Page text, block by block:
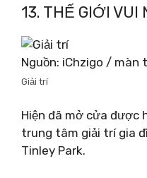
13. THẾ GIỚI VUI
Nguồn: iChzigo / màn
Giải trí
Hiện đã mở cửa được
trung tâm giải trí gia
Tinley Park.